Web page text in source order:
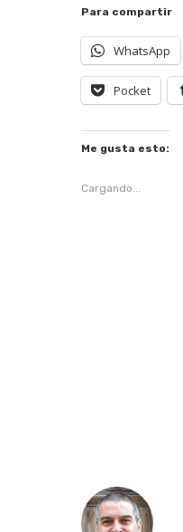
Para compartir
WhatsApp
Pocket
Me gusta esto:
Cargando...